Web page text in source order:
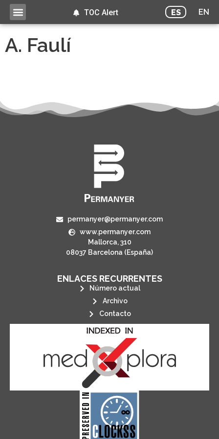
ES EN
TOC Alert
A. Faulí
permanyer@permanyer.com
www.permanyer.com
Mallorca, 310
08037 Barcelona (España)
ENLACES RECURRENTES
Número actual
Archivo
Contacto
CLOCKSS is a dak archive that
ensures the long-term survival
of web-based scholary
publications, governed by and for
its stakeholders.